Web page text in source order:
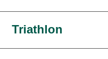
Triathlon